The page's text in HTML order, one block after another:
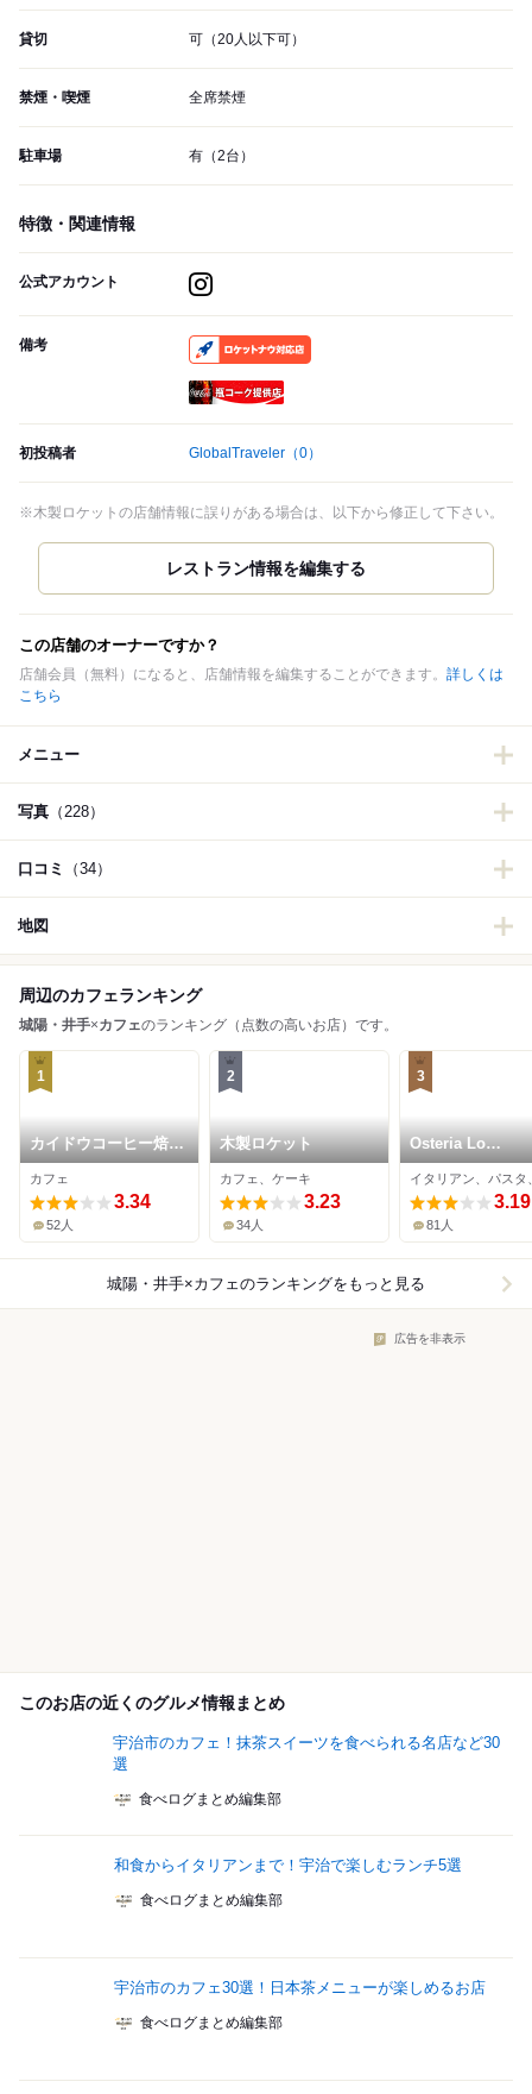
貸切 可（20人以下可）
禁煙・喫煙 全席禁煙
駐車場 有（2台）
特徴・関連情報
公式アカウント
備考
初投稿者 GlobalTraveler （0）
※木製ロケットの店舗情報に誤りがある場合は、以下から修正して下さい。
この店舗のオーナーですか？
店舗会員（無料）になると、店舗情報を編集することができます。 詳しくは
こちら
メニュー
写真 （228）
口コミ （34）
地図
周辺のカフェランキング
城陽・井手×カフェのランキング（点数の高いお店）です。
1
カイドウコーヒー焙煎
所
カフェ
3.34
52人
2
木製ロケット
カフェ、ケーキ
3.23
34人
3
Osteria Lo
Stuzzichino
3.19
81人
城陽・井手×カフェのランキングをもっと見る
広告を非表示
このお店の近くのグルメ情報まとめ
宇治市のカフェ！抹茶スイーツを食べられる名店など30
選
食べログまとめ編集部
和食からイタリアンまで！宇治で楽しむランチ5選
食べログまとめ編集部
宇治市のカフェ30選！日本茶メニューが楽しめるお店
食べログまとめ編集部